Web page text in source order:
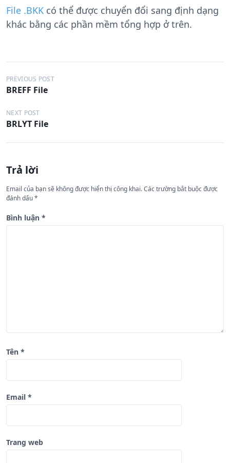
File .BKK có thể được chuyển đổi sang định dạng
khác bằng các phần mềm tổng hợp ở trên.
Đ
i
ề
u
h
ớ
n
g
b
PREVIOUS POST
BREFF File
NEXT POST
BRLYT File
Trả lời
Email của bạn sẽ không được hiển thị công khai.Các trường bắt buộc được
đánh dấu*
Bình luận *
Tên *
Email *
Trang web